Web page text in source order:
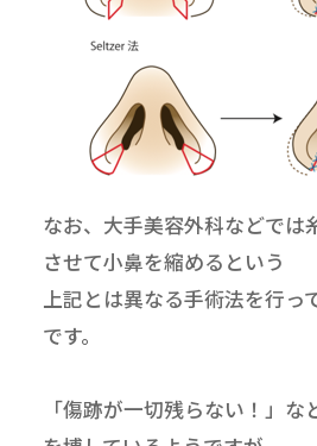
なお、大手美容外科などでは
させて小鼻を縮めるという
上記とは異なる手術法を行っ
です。
「傷跡が一切残らない！」